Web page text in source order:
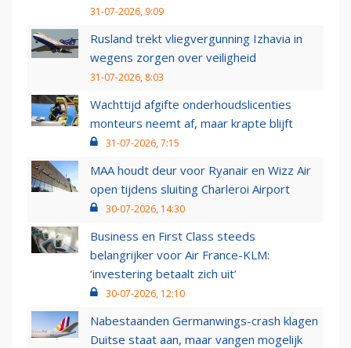
31-07-2026, 9:09
Rusland trekt vliegvergunning Izhavia in
wegens zorgen over veiligheid
31-07-2026, 8:03
Wachttijd afgifte onderhoudslicenties
monteurs neemt af, maar krapte blijft
31-07-2026, 7:15
MAA houdt deur voor Ryanair en Wizz Air
open tijdens sluiting Charleroi Airport
30-07-2026, 14:30
Business en First Class steeds
belangrijker voor Air France-KLM:
‘investering betaalt zich uit’
30-07-2026, 12:10
Nabestaanden Germanwings-crash klagen
Duitse staat aan, maar vangen mogelijk